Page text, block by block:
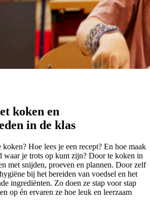
koken en
in de klas
Hoe lees je een recept? En hoe maak
waar je trots op kunt zijn? Door te koken in
met snijden, proeven en plannen. Door zelf
bij het bereiden van voedsel en het
ingrediënten. Zo doen ze stap voor stap
op én ervaren ze hoe leuk en leerzaam